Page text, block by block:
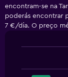
encontram-se na
poderás encontrar
7 €/dia. O preço